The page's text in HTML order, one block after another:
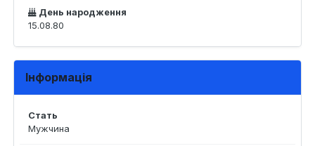
День народження
15.08.80
Інформація
Стать
Мужчина